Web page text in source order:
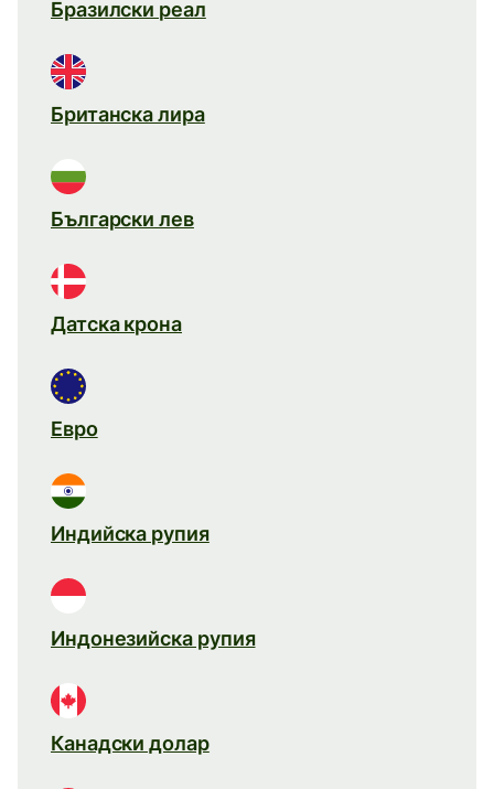
Бразилски реал
Британска лира
Български лев
Датска крона
Евро
Индийска рупия
Индонезийска рупия
Канадски долар